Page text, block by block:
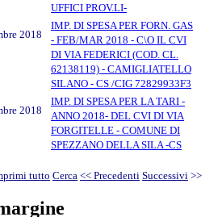
UFFICI PROV.LI-
2018
IMP. DI SPESA PER FORN. GAS
- FEB/MAR 2018 - C\O IL CVI
DI VIA FEDERICI (COD. CL.
62138119) - CAMIGLIATELLO
SILANO - CS /CIG 72829933F3
2018
IMP. DI SPESA PER LA TARI -
ANNO 2018- DEL CVI DI VIA
FORGITELLE - COMUNE DI
SPEZZANO DELLA SILA -CS
tutto Cerca << Precedenti Successivi >>